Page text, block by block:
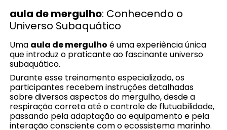
aula de mergulho: Conhecendo o
Universo Subaquático
Uma aula de mergulho é uma experiência única
que introduz o praticante ao fascinante universo
subaquático.
Durante esse treinamento especializado, os
participantes recebem instruções detalhadas
sobre diversos aspectos do mergulho, desde a
respiração correta até o controle de flutuabilidade,
passando pela adaptação ao equipamento e pela
interação consciente com o ecossistema marinho.